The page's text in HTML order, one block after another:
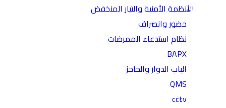
الأنظمة الأمنية والتيار المنخفض
حضور وانصراف
نظام استدعاء الممرضات
BAPX
الباب الدوار والحاجز
QMS
cctv